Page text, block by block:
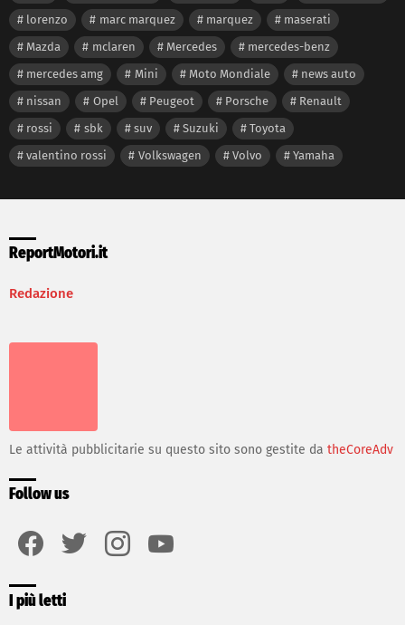
lorenzo
marc marquez marquez
maserati
Mazda
mclaren Mercedes
mercedes-benz
mercedes amg
Mini Moto Mondiale
news auto
nissan
Opel Peugeot Porsche
Renault
rossi
sbk suv Suzuki
Toyota
valentino rossi
Volkswagen Volvo Yamaha
ReportMotori.it
Redazione
Le attività pubblicitarie su questo sito sono gestite da theCoreAdv
Follow us
I più letti